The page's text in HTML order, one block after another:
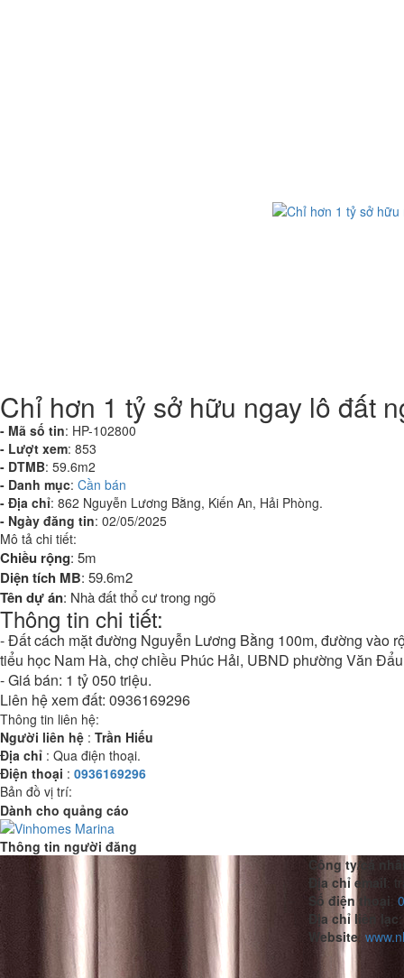
Chỉ hơn 1 tỷ sở hữu ngay lô đất
- Mã số tin: HP-102800
- Lượt xem: 853
- DTMB: 59.6m2
- Danh mục: Cần bán
- Địa chỉ: 862 Nguyễn Lương Bằng, Kiến An, Hải Phòng.
- Ngày đăng tin: 02/05/2025
Mô tả chi tiết:
Chiều rộng: 5m
Diện tích MB: 59.6m2
Tên dự án: Nhà đất thổ cư trong ngõ
Thông tin chi tiết:
- Đất cách mặt đường Nguyễn Lương Bằng 100m, đường vào
tiểu học Nam Hà, chợ chiều Phúc Hải, UBND phường Văn
- Giá bán: 1 tỷ 050 triệu.
Liên hệ xem đất: 0936169296
Thông tin liên hệ:
Người liên hệ : Trần Hiếu
Địa chỉ : Qua điện thoại.
Điện thoại : 0936169296
Bản đồ vị trí:
Dành cho quảng cáo
Thông tin người đăng
Công ty/cá
Địa chỉ email:
Số điện thoại:
Địa chỉ liên lạc:
Website